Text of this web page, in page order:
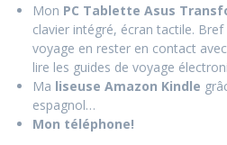
Mon PC Tablette Asus
clavier intégré, écran tactile.
voyage en rester en contact
lire les guides de voyage
Ma liseuse Amazon Kindle
espagnol…
Mon téléphone!